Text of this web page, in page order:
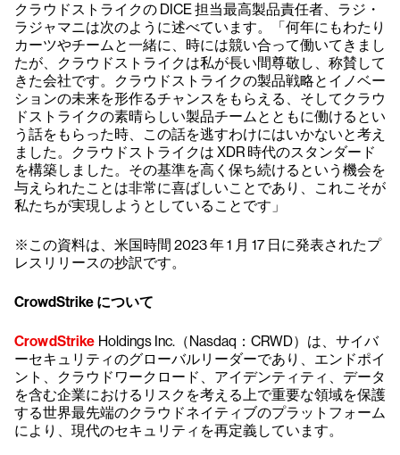
クラウドストライクの DICE 担当最高製品責任者、ラジ・
ラジャマニは次のように述べています。「何年にもわたり
カーツやチームと一緒に、時には競い合って働いてきまし
たが、クラウドストライクは私が長い間尊敬し、称賛して
きた会社です。クラウドストライクの製品戦略とイノベー
ションの未来を形作るチャンスをもらえる、そしてクラウ
ドストライクの素晴らしい製品チームとともに働けるとい
う話をもらった時、この話を逃すわけにはいかないと考え
ました。クラウドストライクは XDR 時代のスタンダード
を構築しました。その基準を高く保ち続けるという機会を
与えられたことは非常に喜ばしいことであり、これこそが
私たちが実現しようとしていることです」
※この資料は、米国時間 2023 年 1 月 17 日に発表されたプ
レスリリースの抄訳です。
CrowdStrike について
CrowdStrike Holdings Inc.（Nasdaq：CRWD）は、サイバ
ーセキュリティのグローバルリーダーであり、エンドポイ
ント、クラウドワークロード、アイデンティティ、データ
を含む企業におけるリスクを考える上で重要な領域を保護
する世界最先端のクラウドネイティブのプラットフォーム
により、現代のセキュリティを再定義しています。